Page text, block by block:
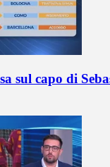
sul capo di